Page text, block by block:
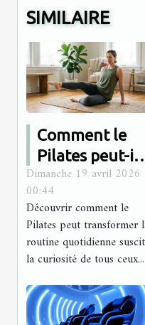
SIMILAIRE
Comment le
Pilates peut-il
améliorer votre
bien-être
quotidien ?
Dimanche 19 avril 2026
00:44
Découvrir comment le
Pilates peut transformer
routine quotidienne
la curiosité de tous ceux...